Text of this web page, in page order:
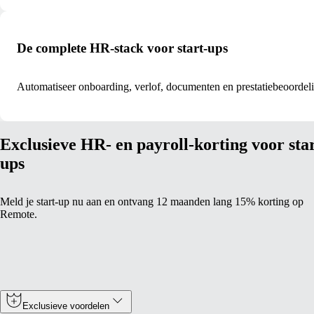
De complete HR-stack voor start-ups
Automatiseer onboarding, verlof, documenten en
Exclusieve HR- en payroll-korting voor
ups
Meld je start-up nu aan en ontvang 12 maanden lang 15% korting op
Remote.
Exclusieve voordelen